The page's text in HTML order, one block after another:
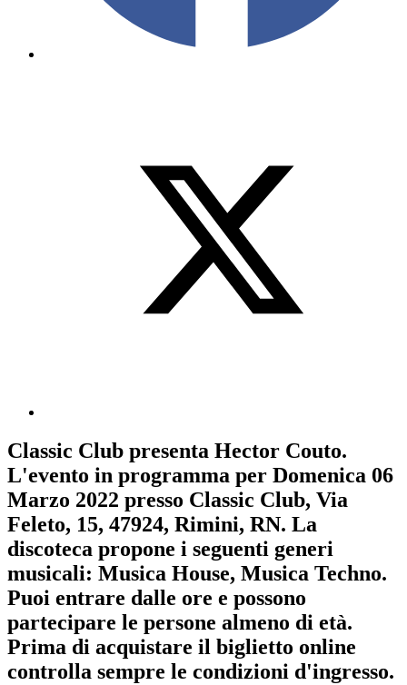
Classic Club presenta Hector Couto.
L'evento in programma per Domenica 06
Marzo 2022 presso Classic Club, Via
Feleto, 15, 47924, Rimini, RN. La
discoteca propone i seguenti generi
musicali: Musica House, Musica Techno.
Puoi entrare dalle ore e possono
partecipare le persone almeno di età.
Prima di acquistare il biglietto online
controlla sempre le condizioni d'ingresso.